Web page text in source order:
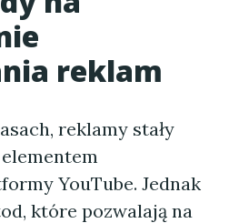
reklam
reklamy stały
YouTube. Jednak
które pozwalają na